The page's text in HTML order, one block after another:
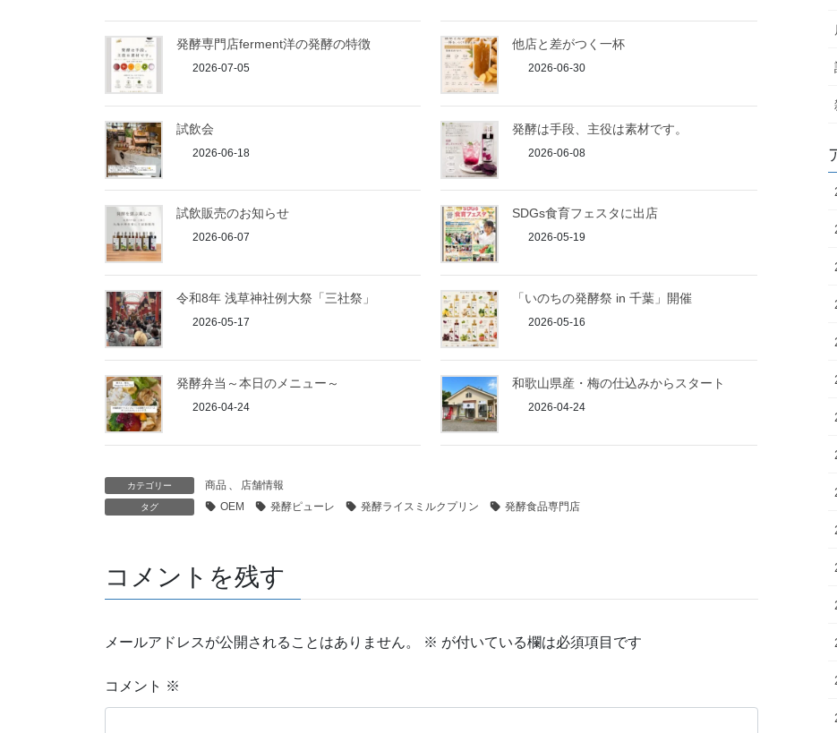
発酵専門店ferment洋の発酵の特徴
2026-07-05
他店と差がつく一杯
2026-06-30
試飲会
2026-06-18
発酵は手段、主役は素材です。
2026-06-08
試飲販売のお知らせ
2026-06-07
SDGs食育フェスタに出店
2026-05-19
令和8年 浅草神社例大祭「三社祭」
2026-05-17
「いのちの発酵祭 in 千葉」開催
2026-05-16
発酵弁当～本日のメニュー～
2026-04-24
和歌山県産・梅の仕込みからスタート
2026-04-24
カテゴリー 商品 店舗情報
タグ OEM 発酵ピューレ 発酵ライスミルクプリン 発酵食品専門店
コメントを残す
メールアドレスが公開されることはありません。 ※ が付いている欄は必須項目です
コメント ※